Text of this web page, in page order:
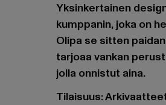
Yksinkertainen
kumppanin, joka on
Olipa se sitten
tarjoaa vankan
jolla onnistut aina.
Tilaisuus: